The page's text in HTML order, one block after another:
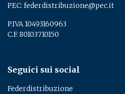
PEC: federdistribuzione@pec.it
P.IVA 10493160963
C.F. 80103710150
Seguici sui social
Federdistribuzione